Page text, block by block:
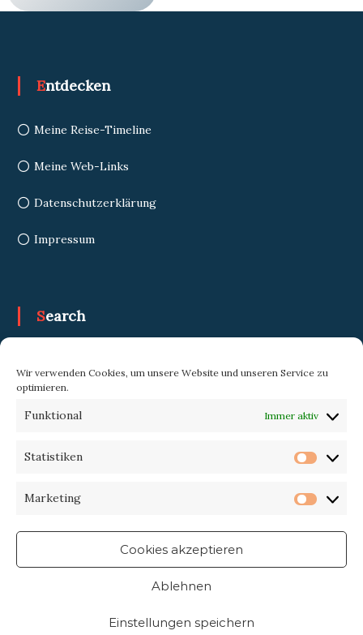
Wir verwenden Cookies, um unsere Website und unseren Service zu
optimieren.
Funktional Immer aktiv
Statistiken
Marketing
Cookies akzeptieren
Ablehnen
Einstellungen speichern
Entdecken
Meine Reise-Timeline
Meine Web-Links
Datenschutzerklärung
Impressum
Search
for: